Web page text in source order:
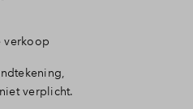
verkoop
verplicht.